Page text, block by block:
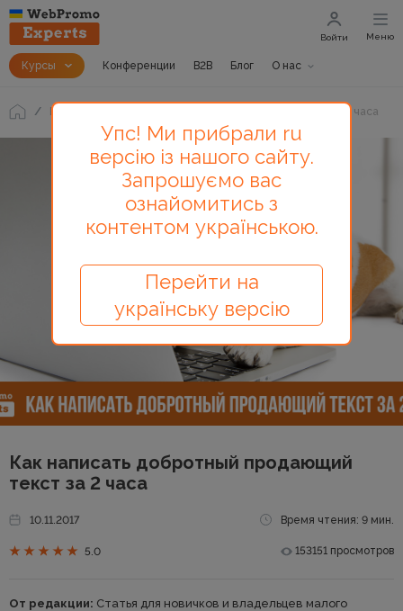
Курсы Конференции B2B Блог О нас
Войти Меню
Блог Как написать добротный продающий текст за 2 часа
Как написать добротный продающий
текст за 2 часа
10.11.2017 Время чтения: 9 мин.
5.0 153151 просмотров
От редакции: Статья для новичков и владельцев малого
Упс! Ми прибрали ru
версію із нашого сайту.
Запрошуємо вас
ознайомитись з
контентом українською.
Перейти на
українську версію